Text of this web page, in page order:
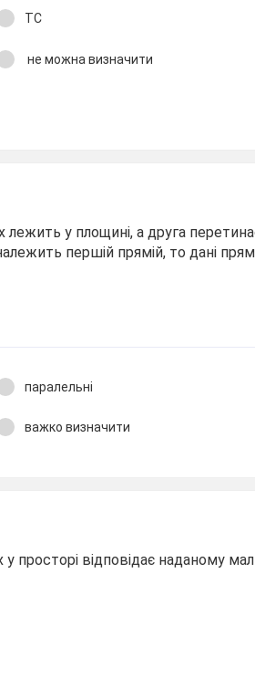
ТС
не можна визначити
у площині, а друга
першій прямій, то дані
паралельні
важко визначити
просторі відповідає наданому